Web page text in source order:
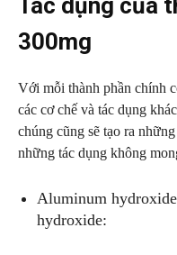
Tác dụng của
300mg
Với mỗi thành phần chính
các cơ chế và tác dụng
chúng cũng sẽ tạo ra
những tác dụng không
Aluminum
hydroxide: